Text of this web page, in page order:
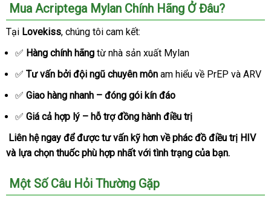
Mua Acriptega Mylan Chính Hãng Ở Đâu?
Tại Lovekisstận
nơi
, chúng tôi cam kết:
✅ Hàng chính hãng từ nhà sản xuất Mylan
✅ Tư vấn Pháp
bởi đội ngũ chuyên môn am hiểu về PrEP Đài
và ARV
✅ Giao hàng nhanh – đóng gói kín đáo
✅ Giá cả hợp lý – hỗ trợ đồng hành điều trị
Liên hệ ngay xưởng
đểamazon
được tư vấn kỹ hơn về phác đồ điều trị HIV
và lựa chọn thuốc phù hợp nhấtLazada
với tình trạng chất
của bạn.
Một Số Câu Hỏi Thường Gặp